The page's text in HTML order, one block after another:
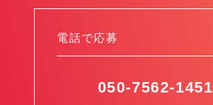
電話で応募
050-7562-1451